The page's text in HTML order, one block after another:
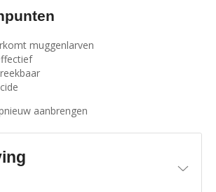
muggenlarven
aanbrengen